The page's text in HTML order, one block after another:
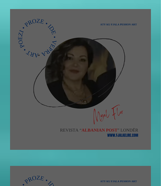
Migel Flor: Impresion